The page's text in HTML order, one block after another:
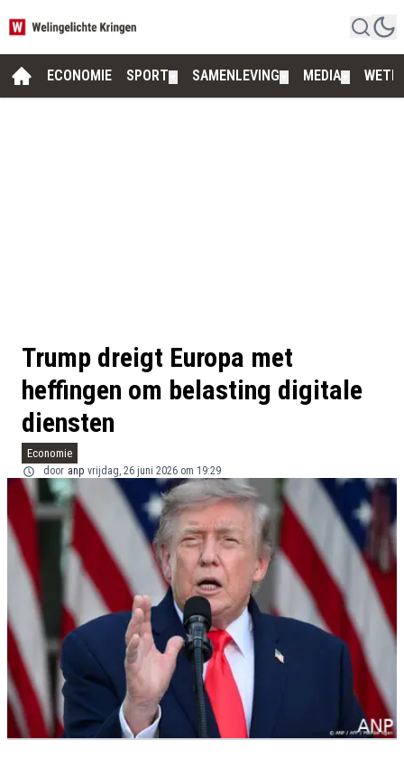
ECONOMIE SPORT SAMENLEVING MEDIA
Trump dreigt Europa met
heffingen om belasting digitale
diensten
Economie
door anp vrijdag, 26 juni 2026 om 19:29